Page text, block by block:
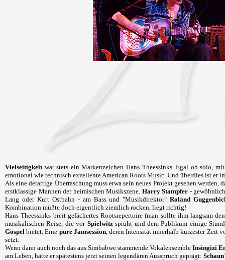
Vielseitigkeitwar stets ein Markenzeichen Hans Theessinks. Egal ob solo,
emotional wie technisch exzellente American Roots Music. Und überdies ist er
Als eine derartige Überraschung muss etwa sein neues Projekt gesehen werden,
erstklassige Mannen der heimischen Musikszene. Harry Stampfer -
Lang oder Kurt Ostbahn - am Bass und "Musikdirektor"Roland
Kombination müßte doch eigentlich ziemlich rocken, liegt richtig!
Hans Theessinks breit gefächertes Rootsrepertoire (man sollte ihm langsam
musikalischen Reise, die vor Spielwitzsprüht und dem Publikum einige
Gospel bietet. Eine pure Jamsession, deren Intensität innerhalb kürzester Zeit
setzt.
Wenn dann auch noch das aus Simbabwe stammende Vokalensemble Insingizi
am Leben, hätte er spätestens jetzt seinen legendären Ausspruch geprägt: